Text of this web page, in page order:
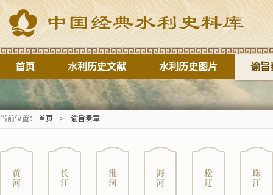
首页 水利历史文献 水利历史图片 谕旨
当前位置： 首页 > 谕旨奏章
黄河 长江 淮河 海河 松辽 珠江